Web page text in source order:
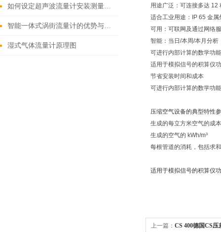
如何设定超声波流量计安装测量点？
智能一体式涡街流量计的优势与适用场景说明
湿式气体流量计原理图
用途广泛：可连接多达 12
适合工业用途：IP 65 金
可用：可联网及通过网络
智能：当日/本周/本月分析
可进行内部计算的数学功能
适用于模拟信号的积算仪
节省安装时间和成本
可进行内部计算的数学功能
压缩空气设备的典型特性
生成的每立方米空气的成
生成的空气的 kWh/m³
每根管道的消耗，包括求和
适用于模拟信号的积算仪
上一篇： CS 400德国CS压